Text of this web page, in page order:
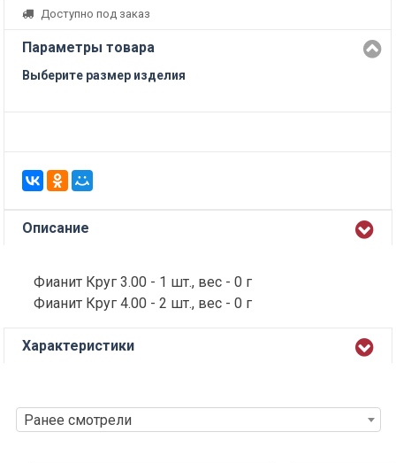
Доступно под заказ
Параметры товара
Выберите размер изделия
Описание
Фианит Круг 3.00 - 1 шт., вес - 0 г
Фианит Круг 4.00 - 2 шт., вес - 0 г
Характеристики
Ранее смотрели